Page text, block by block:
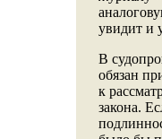
увидит и
В
обязан
к
закона.